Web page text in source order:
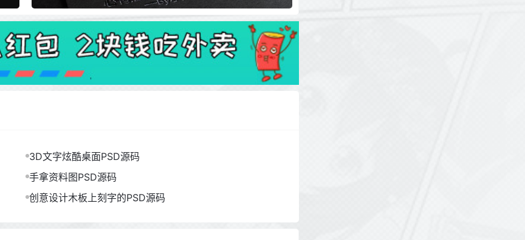
3D文字炫酷桌面PSD源码
手拿资料图PSD源码
创意设计木板上刻字的PSD源码